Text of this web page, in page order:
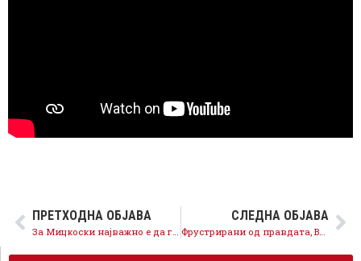
ПРЕТХОДНА ОБЈАВА СЛЕДНА ОБЈАВА
Фрустрирани од правдата, ВМРО-ДПМНЕ измислуваат скандали, граничните служби се обврзани да ги пропуштат сите патници